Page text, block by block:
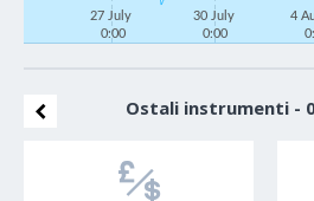
27 July
0:00
30 July
0:00
4
Ostali instrumenti -